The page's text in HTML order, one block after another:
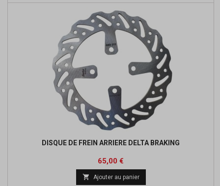
DISQUE DE FREIN ARRIERE DELTA BRAKING
Prix
65,00 €
 Ajouter au panier